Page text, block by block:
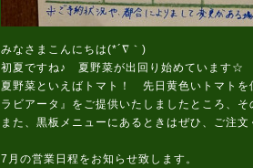
みなさまこんにちは(*´∇｀)
初夏ですね♪ 夏野菜が出回り始めています☆
夏野菜といえばトマト！ 先日黄色いトマトを
ラビアータ』をご提供いたしましたところ、
また、黒板メニューにあるときはぜひ、ご注文
7月の営業日程をお知らせ致します。